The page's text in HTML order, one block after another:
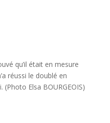
qu’il était en mesure
réussi le doublé en
(Photo Elsa BOURGEOIS)